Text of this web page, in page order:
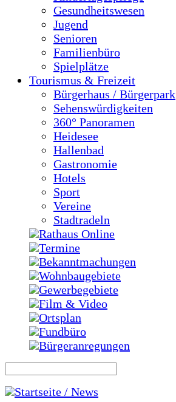
Gesundheitswesen
Jugend
Senioren
Familienbüro
Spielplätze
Tourismus & Freizeit
Bürgerhaus / Bürgerpark
Sehenswürdigkeiten
360° Panoramen
Heidesee
Hallenbad
Gastronomie
Hotels
Sport
Vereine
Stadtradeln
Rathaus Online
Termine
Bekanntmachungen
Wohnbaugebiete
Gewerbegebiete
Film & Video
Ortsplan
Fundbüro
Bürgeranregungen
Startseite / News